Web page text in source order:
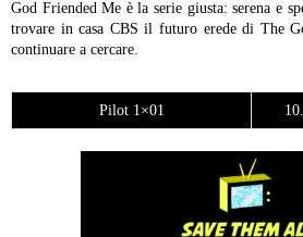
God Friended Me è la serie giusta: serena e
trovare in casa CBS il futuro erede di The
continuare a cercare.
Pilot 1×01